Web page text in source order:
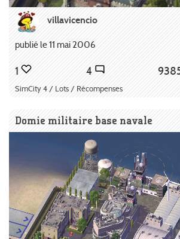
villavicencio
publié le 11 mai 2006
1 4
SimCity 4 / Lots / Récompenses
Domie militaire base navale